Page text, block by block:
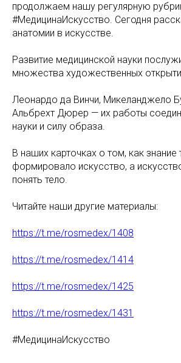
продолжаем нашу регулярную
#МедицинаИскусство. Сегодня
анатомии в искусстве.
Развитие медицинской науки
множества художественных
Леонардо да Винчи, Микеланджело
Альбрехт Дюрер — их работы
науки и силу образа.
В наших карточках о том, как знание
формировало искусство, а
понять тело.
Читайте наши другие материалы:
https://t.me/rosmedex/1408
https://t.me/rosmedex/1414
https://t.me/rosmedex/1425
https://t.me/rosmedex/1431
#МедицинаИскусство